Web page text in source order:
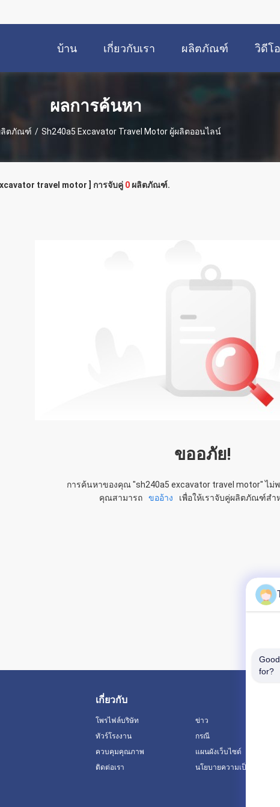
บ้าน เกี่ยวกับเรา ผลิตภัณฑ์ วิดีโอ
ผลการค้นหา
ลิตภัณฑ์ / Sh240a5 Excavator Travel Motor ผู้ผลิตออนไลน์
travel motor ] การจับคู่ 0 ผลิตภัณฑ์.
ขออภัย!
การค้นหาของคุณ "sh240a5 excavator travel motor" ไม่
คุณสามารถ
ขออ้าง เพื่อให้เราจับคู่ผลิตภัณฑ์ส
เกี่ยวกับ
โพรไฟล์บริษัท
ทัวร์โรงงาน
ควบคุมคุณภาพ
ติดต่อเรา
ข่าว
กรณี
แผนผังเว็บไซต์
นโยบายความเป็นส่วนตัว
for?